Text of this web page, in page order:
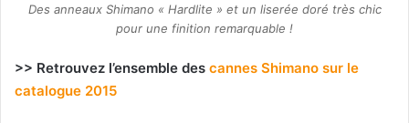
Des anneaux Shimano « Hardlite » et un liserée doré très chic
pour une finition remarquable !
>> Retrouvez l’ensemble des cannes Shimano sur le
catalogue 2015